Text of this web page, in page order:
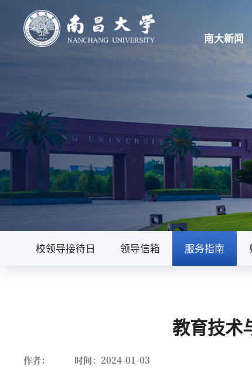
南大新闻
校领导接待日 领导信箱 服务指南
教育技术
作者： 时间：2024-01-03